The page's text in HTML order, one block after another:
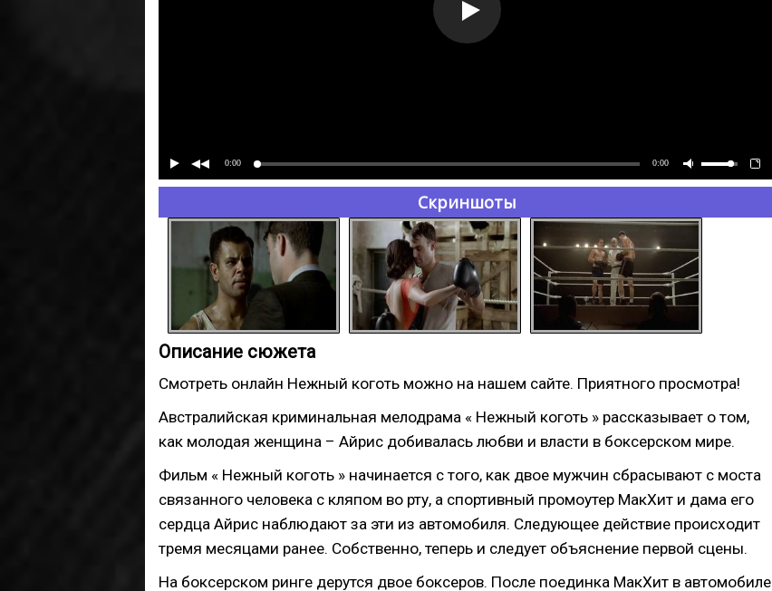
0:00 0:00
Скриншоты
Описание сюжета
Смотреть онлайн Нежный коготь можно на нашем сайте. Приятного просмотра!
Австралийская криминальная мелодрама « Нежный коготь » рассказывает о том,
как молодая женщина – Айрис добивалась любви и власти в боксерском мире.
Фильм « Нежный коготь » начинается с того, как двое мужчин сбрасывают с моста
связанного человека с кляпом во рту, а спортивный промоутер МакХит и дама его
сердца Айрис наблюдают за эти из автомобиля. Следующее действие происходит
тремя месяцами ранее. Собственно, теперь и следует объяснение первой сцены.
На боксерском ринге дерутся двое боксеров. После поединка МакХит в автомобиле